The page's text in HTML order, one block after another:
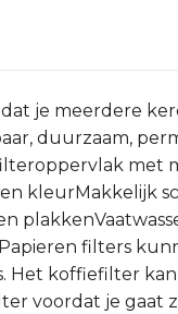
je meerdere
duurzaam,
met
kleurMakkelijk
filters
Het koffiefilter
voordat je gaat